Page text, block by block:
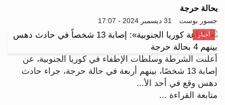
بحالة حرجة
جسور بوست 31 ديسمبر 2024 - 17:07
أخبار
أعلنت الشرطة وسلطات الإطفاء في كوريا الجنوبية، عن
إصابة 13 شخصًا، بينهم أربعة في حالة حرجة، جراء حادث
دهس وقع في أحد الأ...
متابعة القراءة ...